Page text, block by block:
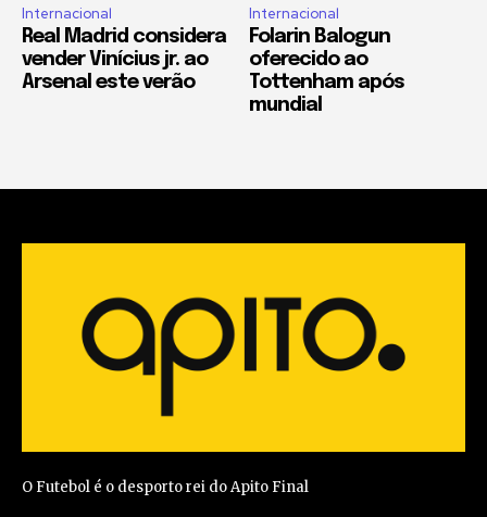
Internacional
Real Madrid considera
vender Vinícius jr. ao
Arsenal este verão
Internacional
Folarin Balogun
oferecido ao
Tottenham após
mundial
O Futebol é o desporto rei do Apito Final